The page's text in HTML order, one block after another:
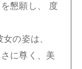
懇願し、 度
の姿は、
に尊く、美